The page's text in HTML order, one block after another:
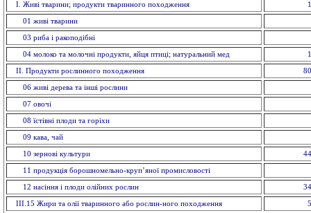
I. Живi тварини; продукти тваринного походження
01 живi тварини
03 риба i ракоподібні
04 молоко та молочні продукти, яйця птиці; натуральний мед
II. Продукти рослинного походження
06 живі дерева та інші рослини
07 овочi
08 їстівні плоди та горіхи
09 кава, чай
10 зерновi культури
11 продукція борошномельно-круп’яної промисловості
12 насiння і плоди олійних рослин
ІІІ.15 Жири та олії тваринного або рослин-ного походження